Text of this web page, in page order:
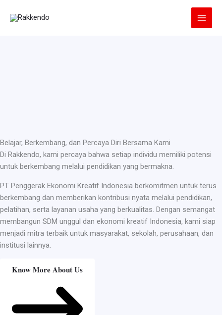
Belajar, Berkembang, dan Percaya Diri Bersama Kami
Di Rakkendo, kami percaya bahwa setiap individu memiliki potensi
untuk berkembang melalui pendidikan yang bermakna.
PT Penggerak Ekonomi Kreatif Indonesia berkomitmen untuk terus
berkembang dan memberikan kontribusi nyata melalui pendidikan,
pelatihan, serta layanan usaha yang berkualitas. Dengan semangat
membangun SDM unggul dan ekonomi kreatif Indonesia, kami siap
menjadi mitra terbaik untuk masyarakat, sekolah, perusahaan, dan
institusi lainnya.
Know More About Us